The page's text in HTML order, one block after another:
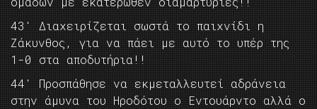
43′ Διαχειρίζεται σωστά το παιχνίδι η
Ζάκυνθος, για να πάει με αυτό το υπέρ της
1-0 στα αποδυτήρια!!
44′ Προσπάθησε να εκμεταλλευτεί αδράνεια
στην άμυνα του Ηροδότου ο Εντουάρντο αλλά ο